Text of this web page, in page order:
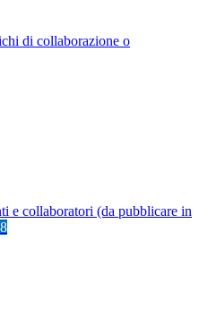
di collaborazione o
e collaboratori (da pubblicare in